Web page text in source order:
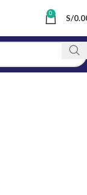
0 S/